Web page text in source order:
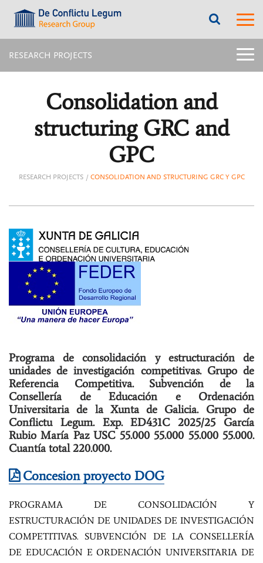
label.access.jump.content???
???
label.access.jump.header???
???
???
title:
RESEARCH PROJECTS
Consolidation and
structuring GRC and
GPC
RESEARCH PROJECTS CONSOLIDATION AND STRUCTURING GRC Y GPC
Programa de consolidación y estructuración de
unidades de investigación competitivas. Grupo de
Referencia Competitiva. Subvención de la
Consellería de Educación e Ordenación
Universitaria de la Xunta de Galicia. Grupo de
Conflictu Legum. Exp. ED431C 2025/25 García
Rubio María Paz USC 55.000 55.000 55.000 55.000.
Cuantía total 220.000.
Concesion proyecto DOG
PROGRAMA DE CONSOLIDACIÓN Y
ESTRUCTURACIÓN DE UNIDADES DE INVESTIGACIÓN
COMPETITIVAS. SUBVENCIÓN DE LA CONSELLERÍA
DE EDUCACIÓN E ORDENACIÓN UNIVERSITARIA DE